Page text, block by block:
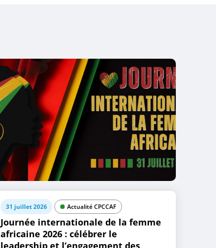
31 juillet 2026 Actualité CPCCAF
Journée internationale de la femme
africaine 2026 : célébrer le
leadership et l’engagement des